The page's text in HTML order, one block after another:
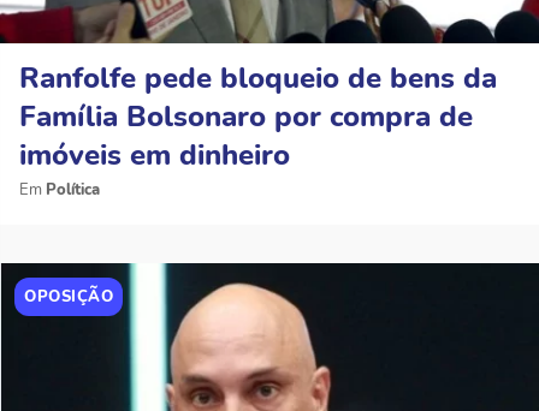
Ranfolfe pede bloqueio de bens da
Família Bolsonaro por compra de
imóveis em dinheiro
Política
OPOSIÇÃO